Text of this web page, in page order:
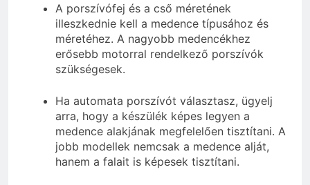
A porszívófej és a cső méretének
illeszkednie kell a medence típusához és
méretéhez. A nagyobb medencékhez
erősebb motorral rendelkező porszívók
szükségesek.
Ha automata porszívót választasz, ügyelj
arra, hogy a készülék képes legyen a
medence alakjának megfelelően tisztítani. A
jobb modellek nemcsak a medence alját,
hanem a falait is képesek tisztítani.